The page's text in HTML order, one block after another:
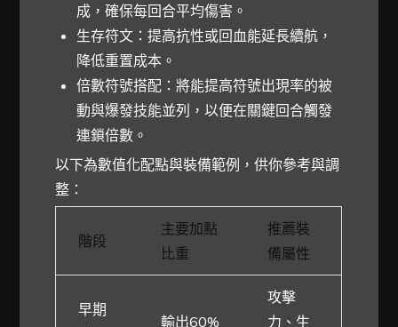
成，確保每回合平均傷害。
生存符文：提高抗性或回血能延長續航，
降低重置成本。
倍數符號搭配：將能提高符號出現率的被
動與爆發技能並列，以便在關鍵回合觸發
連鎖倍數。
以下為數值化配點與裝備範例，供你參考與調
整：
階段
主要加點
比重
推薦裝
備屬性
早期
輸出60%
攻擊
力、生